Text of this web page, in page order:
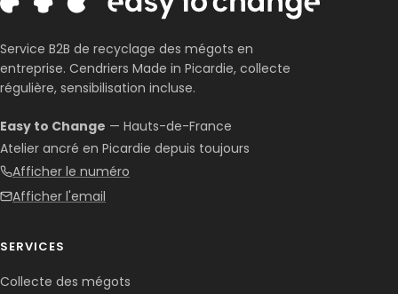
Service B2B de recyclage des mégots en
entreprise. Cendriers Made in Picardie, collecte
régulière, sensibilisation incluse.
Easy to Change — Hauts-de-France
Atelier ancré en Picardie depuis toujours
Afficher le numéro
Afficher l'email
SERVICES
Collecte des mégots